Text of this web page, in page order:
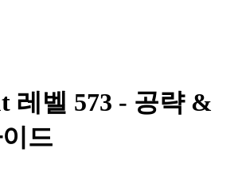
레벨 573 - 공략 &
드